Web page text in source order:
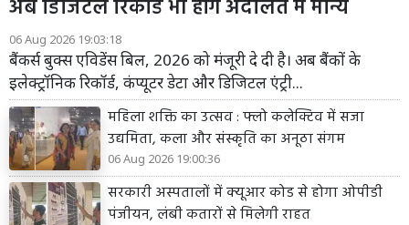
अब डिजिटल रिकॉर्ड भी होंगे अदालत में मान्य
06 Aug 2026 19:03:18
बैंकर्स बुक्स एविडेंस बिल, 2026 को मंजूरी दे दी है। अब बैंकों के
इलेक्ट्रॉनिक रिकॉर्ड, कंप्यूटर डेटा और डिजिटल एंट्री...
महिला शक्ति का उत्सव : फ्लो कलेक्टिव में सजा
उद्यमिता, कला और संस्कृति का अनूठा संगम
06 Aug 2026 19:00:36
सरकारी अस्पतालों में क्यूआर कोड से होगा ओपीडी
पंजीयन, लंबी कतारों से मिलेगी राहत